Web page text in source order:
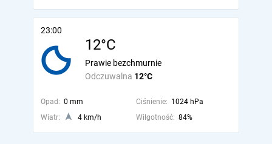
23:00
12°C
Odczuwalna 12°C
Prawie bezchmurnie
Opad: 0 mm Ciśnienie: 1024 hPa
Wiatr:
4 km/h Wilgotność: 84%